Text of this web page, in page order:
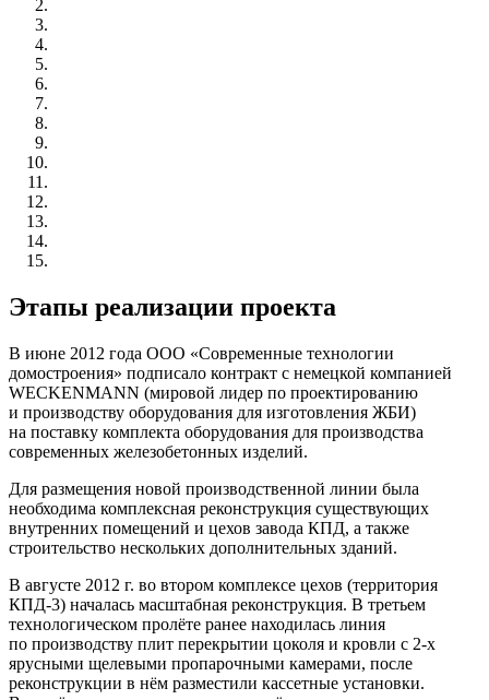
Этапы реализации проекта
В июне 2012 года ООО «Современные технологии
домостроения» подписало контракт с немецкой компанией
WECKENMANN (мировой лидер по проектированию
и производству оборудования для изготовления ЖБИ)
на поставку комплекта оборудования для производства
современных железобетонных изделий.
Для размещения новой производственной линии была
необходима комплексная реконструкция существующих
внутренних помещений и цехов завода КПД, а также
строительство нескольких дополнительных зданий.
В августе 2012 г. во втором комплексе цехов (территория
КПД-3) началась масштабная реконструкция. В третьем
технологическом пролёте ранее находилась линия
по производству плит перекрытии цоколя и кровли с 2-х
ярусными щелевыми пропарочными камерами, после
реконструкции в нём разместили кассетные установки.